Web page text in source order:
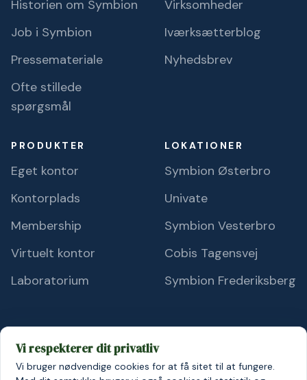
Historien om Symbion
Job i Symbion
Pressemateriale
Ofte stillede
spørgsmål
Virksomheder
Iværksætterblog
Nyhedsbrev
PRODUKTER
Eget kontor
Kontorplads
Membership
Virtuelt kontor
Laboratorium
LOKATIONER
Symbion Østerbro
Univate
Symbion Vesterbro
Cobis Tagensvej
Symbion Frederiksberg
© 2026 Symbion A/S Persondatapolitik Cookiepolitik
Vi respekterer dit privatliv
Vi bruger nødvendige cookies for at få sitet til at fungere.